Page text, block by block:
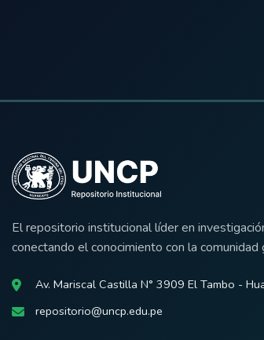
El repositorio institucional líder en
conectando el conocimiento con la comunidad
Av. Mariscal Castilla N° 3909 El Tambo -
repositorio@uncp.edu.pe